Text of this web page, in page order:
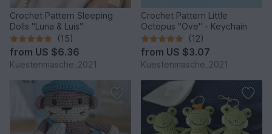
Crochet Pattern Sleeping
Dolls "Luna & Luis"
(15)
from US $6.36
Kuestenmasche_2021
Crochet Pattern Little
Octopus "Ove" - Keychain
(12)
from US $3.07
Kuestenmasche_2021